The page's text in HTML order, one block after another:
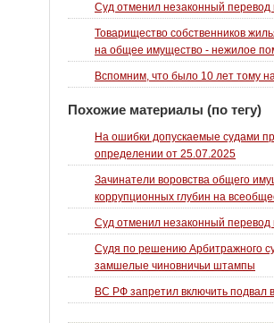
Суд отменил незаконный перевод
Товарищество собственников
на общее имущество - нежилое
Вспомним, что было 10 лет тому
Похожие материалы (по тегу)
На ошибки допускаемые судами
определении от 25.07.2025
Зачинатели воровства общего
коррупционных глубин на
Суд отменил незаконный перевод
Судя по решению Арбитражного
замшелые чиновничьи штампы
ВС РФ запретил включить подвал